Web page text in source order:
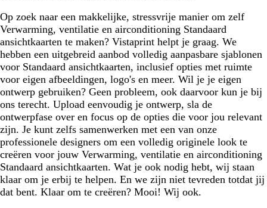
Op zoek naar een makkelijke, stressvrije manier om zelf
Verwarming, ventilatie en airconditioning Standaard
ansichtkaarten te maken? Vistaprint helpt je graag. We
hebben een uitgebreid aanbod volledig aanpasbare sjablonen
voor Standaard ansichtkaarten, inclusief opties met ruimte
voor eigen afbeeldingen, logo's en meer. Wil je je eigen
ontwerp gebruiken? Geen probleem, ook daarvoor kun je bij
ons terecht. Upload eenvoudig je ontwerp, sla de
ontwerpfase over en focus op de opties die voor jou relevant
zijn. Je kunt zelfs samenwerken met een van onze
professionele designers om een volledig originele look te
creëren voor jouw Verwarming, ventilatie en airconditioning
Standaard ansichtkaarten. Wat je ook nodig hebt, wij staan
klaar om je erbij te helpen. En we zijn niet tevreden totdat jij
dat bent. Klaar om te creëren? Mooi! Wij ook.